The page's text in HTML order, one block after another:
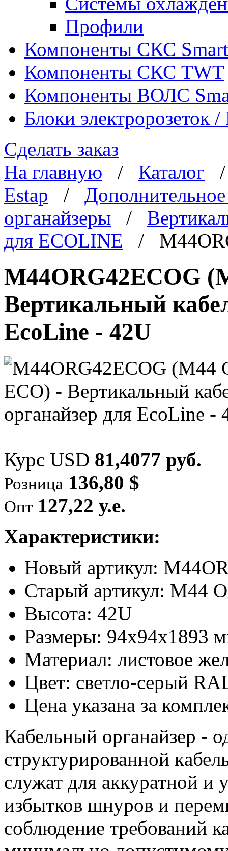
Профили
Компоненты СКС
Компоненты СКС TWT
Компоненты ВОЛС
Блоки электророзеток
Сделать заказ
На главную / Каталог
Estap /
органайзеры /
для ECOLINE /
M44ORG42ECOG
Вертикальный
EcoLine - 42U
Курс USD 81,4077 руб.
Розница 136,80 $
Опт 127,22 у.е.
Характеристики:
Новый артикул:
Старый артикул: M44
Высота: 42U
Размеры: 94х94x1893
Материал: листовое
Цвет: светло-серый
Цена указана за
Кабельный органайзер -
структурирoванной
служат для аккуратной и
избытков шнуров и
соблюдение требований